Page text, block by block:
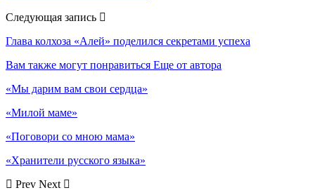
Следующая запись
Глава колхоза «Алей» поделился секретами успеха
Вам также могут понравиться Еще от автора
«Мы дарим вам свои сердца»
«Милой маме»
«Поговори со мною мама»
«Хранители русского языка»
Prev Next